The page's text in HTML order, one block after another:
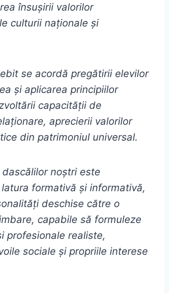
însușirii valorilor
culturii naționale și
se acordă pregătirii elevilor
și aplicarea principiilor
capacității de
aprecierii valorilor
din patrimoniul universal.
noștri este
formativă și informativă,
deschise către o
capabile să formuleze
profesionale realiste,
sociale și propriile interese